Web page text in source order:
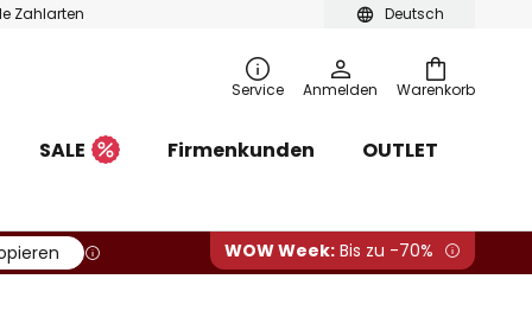
Deutsch
Zahlarten
Warenkorb
Service Anmelden
SALE Firmenkunden OUTLET
WOW Week: Bis zu -70%